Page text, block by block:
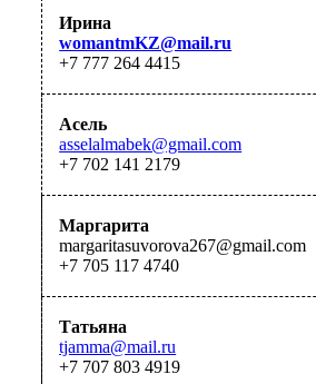
Ирина
womantmKZ@mail.ru
+7 777 264 4415
Асель
asselalmabek@gmail.com
+7 702 141 2179
Маргарита
margaritasuvorova267@gmail.com
+7 705 117 4740
Татьяна
tjamma@mail.ru
+7 707 803 4919